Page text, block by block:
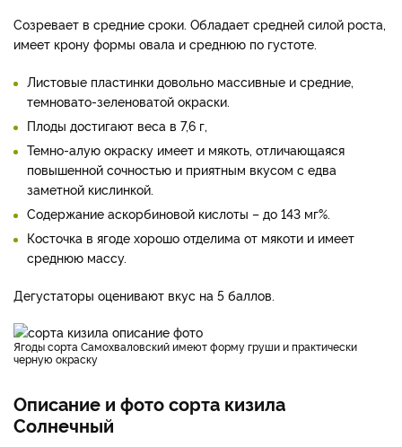
Созревает в средние сроки. Обладает средней силой роста,
имеет крону формы овала и среднюю по густоте.
Листовые пластинки довольно массивные и средние,
темновато-зеленоватой окраски.
Плоды достигают веса в 7,6 г,
Темно-алую окраску имеет и мякоть, отличающаяся
повышенной сочностью и приятным вкусом с едва
заметной кислинкой.
Содержание аскорбиновой кислоты – до 143 мг%.
Косточка в ягоде хорошо отделима от мякоти и имеет
среднюю массу.
Дегустаторы оценивают вкус на 5 баллов.
Ягоды сорта Самохваловский имеют форму груши и практически
черную окраску
Описание и фото сорта кизила
Солнечный